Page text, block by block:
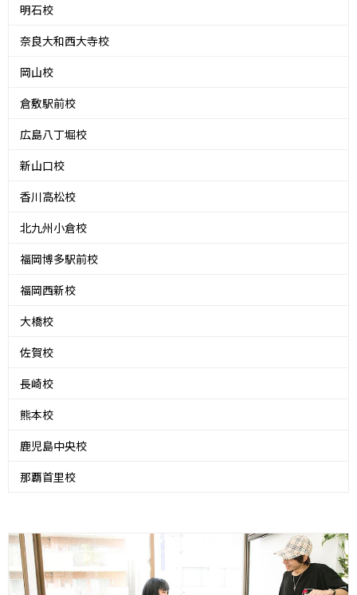
明石校
奈良大和西大寺校
岡山校
倉敷駅前校
広島八丁堀校
新山口校
香川高松校
北九州小倉校
福岡博多駅前校
福岡西新校
大橋校
佐賀校
長崎校
熊本校
鹿児島中央校
那覇首里校